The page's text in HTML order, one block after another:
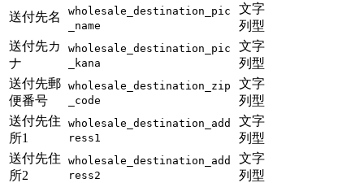
送付先名
wholesale_destination_pic
_name
文字
列型
送付先カ
ナ
wholesale_destination_pic
_kana
文字
列型
送付先郵
便番号
wholesale_destination_zip
_code
文字
列型
送付先住
所1
wholesale_destination_add
ress1
文字
列型
送付先住
所2
wholesale_destination_add
ress2
文字
列型